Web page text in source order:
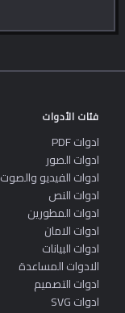
فئات الأدوات
ادوات PDF
ادوات الصور
ادوات الفيديو والصوت
ادوات النص
ادوات المطورين
ادوات الامان
ادوات البيانات
الادوات المساعدة
ادوات التصميم
ادوات SVG